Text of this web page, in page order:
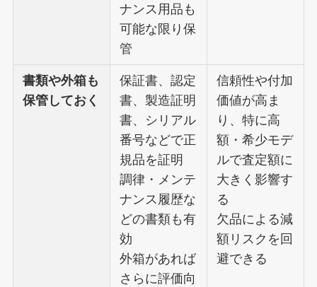
ナンス用品も
可能な限り保
管
書類や外箱も
保管しておく
保証書、認定
書、製造証明
書、シリアル
番号などで正
規品を証明
調律・メンテ
ナンス履歴な
どの書類も有
効
外箱があれば
さらに評価向
信頼性や付加
価値が高ま
り、特に高
額・希少モデ
ルで査定額に
大きく影響す
る
欠品による減
額リスクを回
避できる